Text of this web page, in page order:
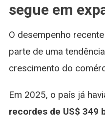
segue em
O desempenho
parte de uma
crescimento do
Em 2025, o país já
recordes de US$ 349